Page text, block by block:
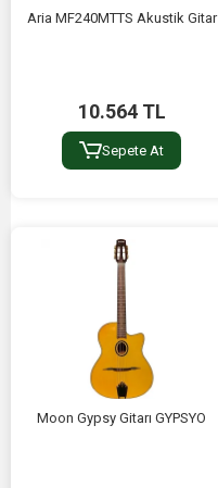
Aria MF240MTTS Akustik Gitar
10.564 TL
Sepete At
Moon Gypsy Gitarı GYPSYO